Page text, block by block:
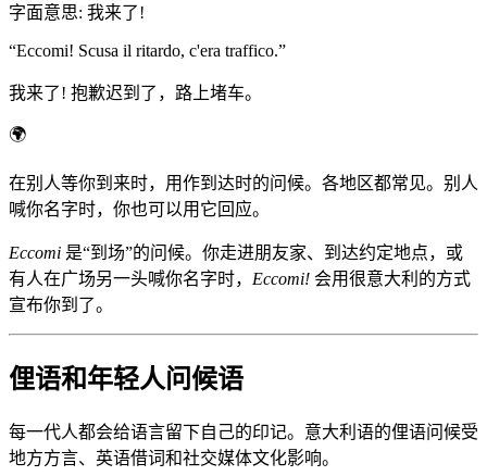
字面意思: 我来了!
“Eccomi! Scusa il ritardo, c'era traffico.”
我来了! 抱歉迟到了，路上堵车。
🌍
在别人等你到来时，用作到达时的问候。各地区都常见。别人
喊你名字时，你也可以用它回应。
Eccomi 是“到场”的问候。你走进朋友家、到达约定地点，或
有人在广场另一头喊你名字时， Eccomi! 会用很意大利的方式
宣布你到了。
俚语和年轻人问候语
每一代人都会给语言留下自己的印记。意大利语的俚语问候受
地方方言、英语借词和社交媒体文化影响。